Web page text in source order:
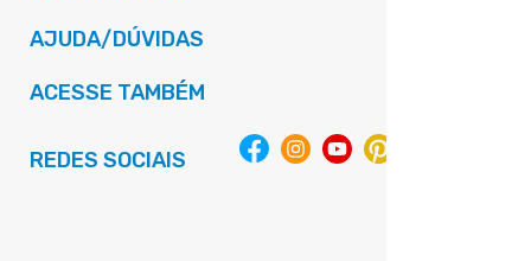
AJUDA/DÚVIDAS
ACESSE TAMBÉM
REDES SOCIAIS